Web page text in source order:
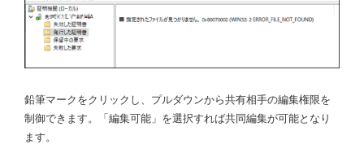
鉛筆マークをクリックし、プルダウンから共有相手の編集権限を
制御できます。「編集可能」を選択すれば共同編集が可能となり
ます。